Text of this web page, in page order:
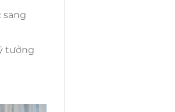
sang
tưởng